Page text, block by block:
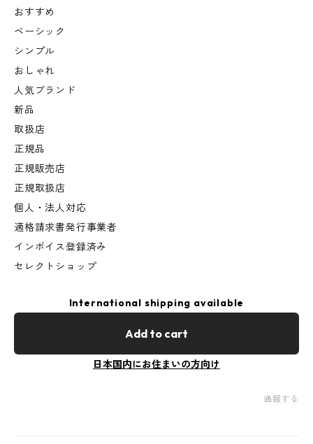
おすすめ
ベーシック
シンプル
おしゃれ
人気ブランド
新品
取扱店
正規品
正規販売店
正規取扱店
個人・法人対応
適格請求書発行事業者
インボイス登録済み
セレクトショップ
International shipping available
Add to cart
日本国内にお住まいの方向け
通報する